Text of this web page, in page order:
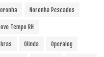
Noronha Pescados
Tempo RH
Olinda Operalog